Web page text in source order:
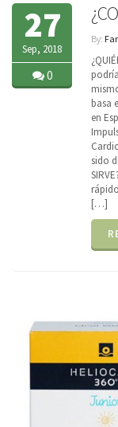
27
Sep, 2018
0
By:
basa
en
sido
[…]